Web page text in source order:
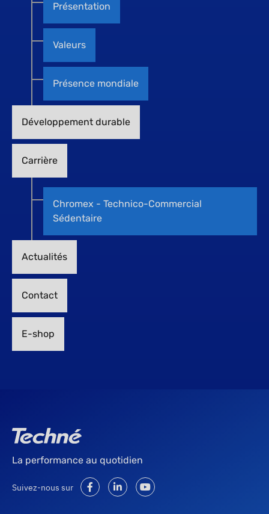
Présentation
Valeurs
Présence mondiale
Développement durable
Carrière
Chromex - Technico-Commercial
Sédentaire
Actualités
Contact
E-shop
La performance au quotidien
Suivez-nous sur